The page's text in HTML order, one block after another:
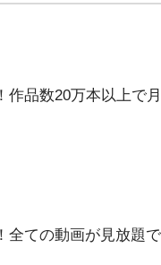
品数20万本以上で
全ての動画が見放題